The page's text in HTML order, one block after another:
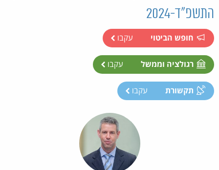
התשפ"ד-2024
חופש הביטוי עקבו
רגולציה וממשל עקבו
תקשורת עקבו